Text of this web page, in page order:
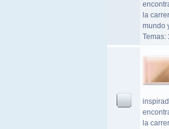
la
mundo
Temas:
la